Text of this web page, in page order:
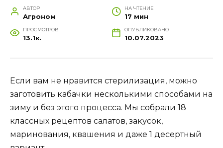
АВТОР
Агроном
НА ЧТЕНИЕ
17 мин
ПРОСМОТРОВ
13.1к.
ОПУБЛИКОВАНО
10.07.2023
Если вам не нравится стерилизация, можно
заготовить кабачки несколькими способами на
зиму и без этого процесса. Мы собрали 18
классных рецептов салатов, закусок,
маринования, квашения и даже 1 десертный